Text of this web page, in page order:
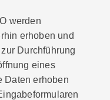
werden
erhoben und
Durchführung
eines
Daten erhoben